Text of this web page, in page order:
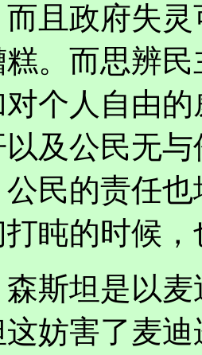
且政府失
。而思辨
个人自由
及公民无
民的责任
打盹的时候
坦是以麦
妨害了麦